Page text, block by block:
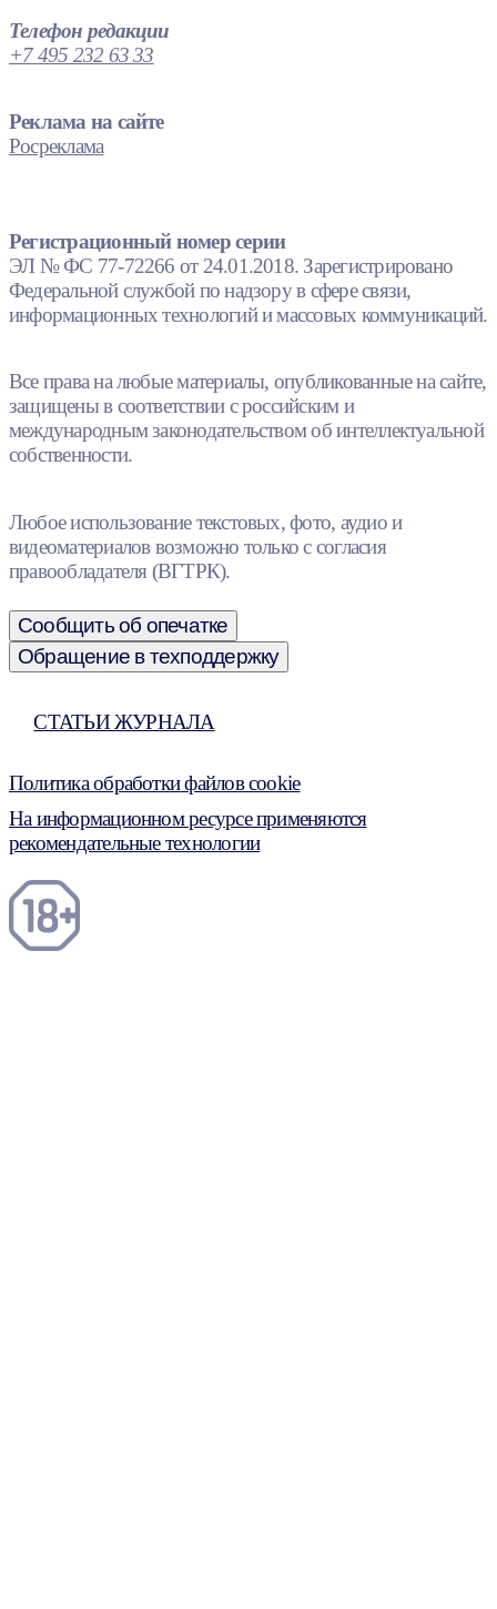
Телефон редакции
+7 495 232 63 33
Реклама на сайте
Росреклама
Регистрационный номер серии
ЭЛ № ФС 77-72266 от 24.01.2018. Зарегистрировано
Федеральной службой по надзору в сфере связи,
информационных технологий и массовых коммуникаций.
Все права на любые материалы, опубликованные на сайте,
защищены в соответствии с российским и
международным законодательством об интеллектуальной
собственности.
Любое использование текстовых, фото, аудио и
видеоматериалов возможно только с согласия
правообладателя (ВГТРК).
Сообщить об опечатке
Обращение в техподдержку
СТАТЬИ ЖУРНАЛА
Политика обработки файлов cookie
На информационном ресурсе применяются
рекомендательные технологии